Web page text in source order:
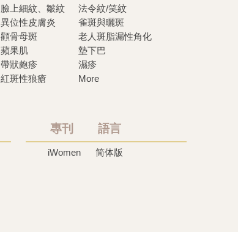
臉上細紋、皺紋
法令紋/笑紋
異位性皮膚炎
雀斑與曬斑
顴骨母斑
老人斑脂漏性角化
蘋果肌
墊下巴
帶狀皰疹
濕疹
紅斑性狼瘡 More
專刊 語言
iWomen 简体版